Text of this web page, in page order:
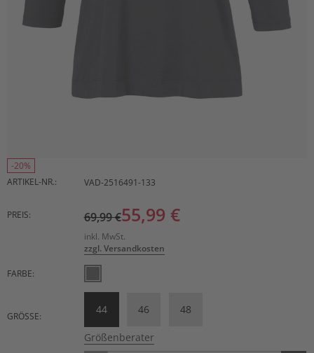
-20%
ARTIKEL-NR.:
VAD-2516491-133
PREIS: 69,99 €55,99 €
inkl. MwSt.
zzgl. Versandkosten
FARBE:
GRÖSSE:
44 46 48
Größenberater